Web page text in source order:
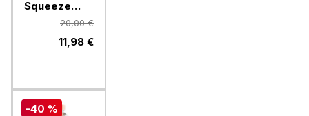
Squeeze
Feather, 550
20,00 €
11,98 €
-40 %